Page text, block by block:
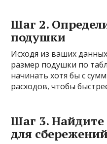
Шаг 2.
подушки
Исходя из ваших
размер подушки по
начинать хотя бы с
расходов, чтобы
Шаг 3.
для сбережений